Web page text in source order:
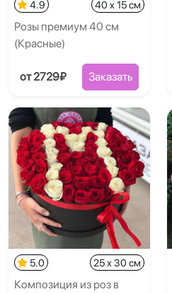
4.9 40 x 15 см
Розы премиум 40 см
(Красные)
от 2729₽ Заказать
5.0 25 x 30 см
Композиция из роз в